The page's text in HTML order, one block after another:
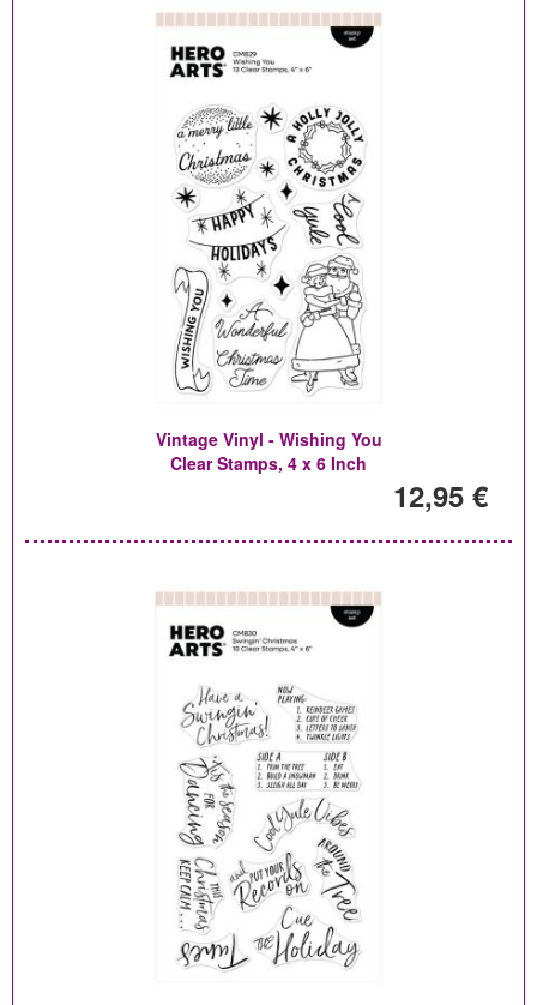
Vintage Vinyl - Wishing You
Clear Stamps, 4 x 6 Inch
12,95 €